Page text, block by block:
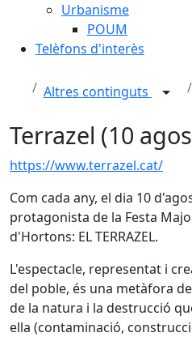
Urbanisme
POUM
Telèfons d'interès
Altres continguts
Terrazel (10
https://www.terrazel.cat/
Com cada any, el dia 10
protagonista de la Festa
d'Hortons: EL TERRAZEL.
L'espectacle, representat i
del poble, és una metàfora
de la natura i la destrucció
ella (contaminació,